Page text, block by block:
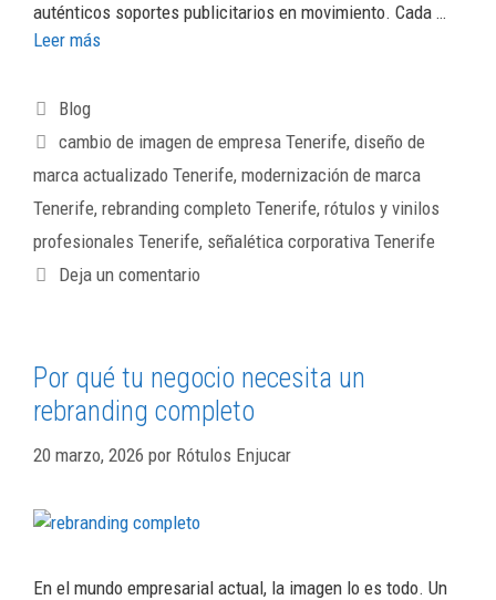
auténticos soportes publicitarios en movimiento. Cada …
Leer más
Blog
cambio de imagen de empresa Tenerife,diseño de
marca actualizado Tenerife, modernización de marca
Tenerife, rebranding completo Tenerife, rótulos y vinilos
profesionales Tenerife, señalética corporativa Tenerife
Deja un comentario
Por qué tu negocio necesita un
rebranding completo
20 marzo, 2026 por Rótulos Enjucar
En el mundo empresarial actual, la imagen lo es todo. Un